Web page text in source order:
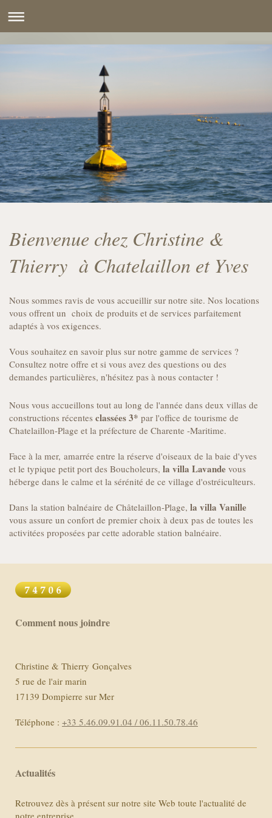
Bienvenue chez Christine &
Thierry à Chatelaillon et Yves
Nous sommes ravis de vous accueillir sur notre site. Nos locations
vous offrent un choix de produits et de services parfaitement
adaptés à vos exigences.
Vous souhaitez en savoir plus sur notre gamme de services ?
Consultez notre offre et si vous avez des questions ou des
demandes particulières, n'hésitez pas à nous contacter !
Nous vous accueillons tout au long de l'année dans deux villas de
constructions récentes classées 3* par l'office de tourisme de
Chatelaillon-Plage et la préfecture de Charente -Maritime.
Face à la mer, amarrée entre la réserve d'oiseaux de la baie d'yves
et le typique petit port des Boucholeurs, la villa Lavande vous
héberge dans le calme et la sérénité de ce village d'ostréiculteurs.
Dans la station balnéaire de Châtelaillon-Plage, la villa Vanille
vous assure un confort de premier choix à deux pas de toutes les
activitées proposées par cette adorable station balnéaire.
Comment nous joindre
Christine & Thierry Gonçalves
5 rue de l'air marin
17139 Dompierre sur Mer
Téléphone : +33 5.46.09.91.04 / 06.11.50.78.46
Actualités
Retrouvez dès à présent sur notre site Web toute l'actualité de